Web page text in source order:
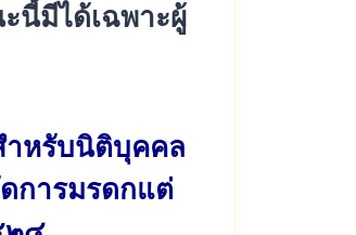
นี้มีได้เฉพาะผู้
ำหรับนิติบุคคล
การมรดกแต่